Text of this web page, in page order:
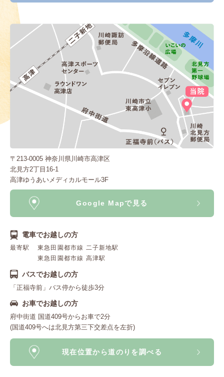
〒213-0005 神奈川県川崎市高津区
北見方2丁目16-1
高津ゆうあいメディカルモール3F
Google Mapで見る
電車でお越しの方
最寄駅
東急田園都市線 二子新地駅
東急田園都市線 高津駅
バスでお越しの方
「正福寺前」バス停から徒歩3分
お車でお越しの方
府中街道 国道409号からお車で2分
(国道409号へは北見方第三下交差点を左折)
現在位置から道のりを調べる